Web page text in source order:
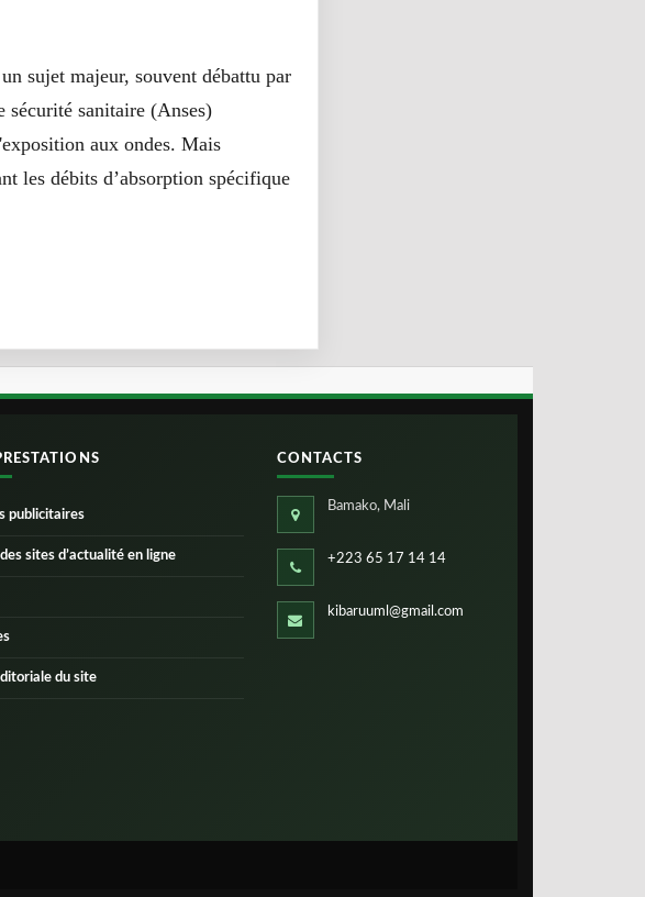
sujet majeur, souvent débattu par
sécurité sanitaire (Anses)
aux ondes. Mais
les débits d’absorption spécifique
publicitaires
sites d’actualité en ligne
du site
CONTACTS
Bamako, Mali
+223 65 17 14 14
kibaruuml@gmail.com